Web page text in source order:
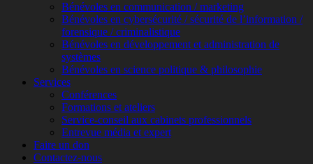
Bénévoles en communication / marketing
Bénévoles en cybersécurité / sécurité de l’information /
forensique / criminalistique
Bénévoles en développement et administration de
systèmes
Bénévoles en science politique & philosophie
Services
Conférences
Formations et ateliers
Service-conseil aux cabinets professionnels
Entrevue média et expert
Faire un don
Contactez-nous